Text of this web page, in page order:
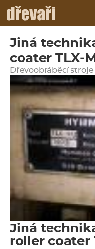
Jiná
coater TLX-
Dřevoobráběcí stroje
Jiná
roller coater